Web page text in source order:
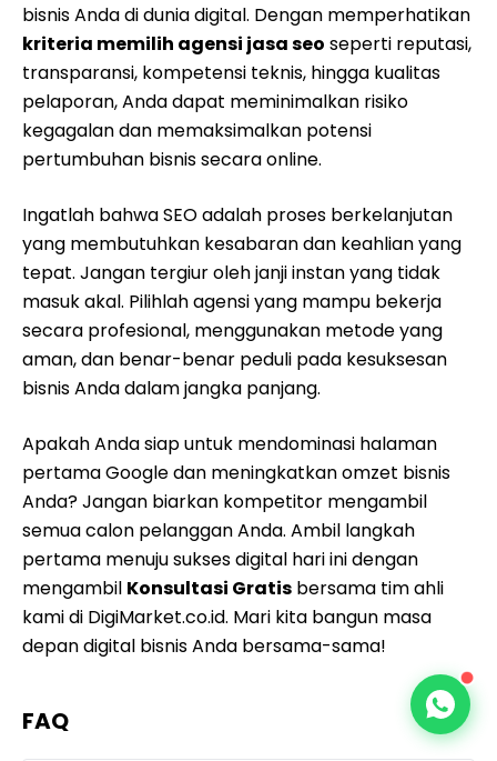
bisnis Anda di dunia digital. Dengan memperhatikan
kriteria memilih agensi jasa seo seperti reputasi,
transparansi, kompetensi teknis, hingga kualitas
pelaporan, Anda dapat meminimalkan risiko
kegagalan dan memaksimalkan potensi
pertumbuhan bisnis secara online.
Ingatlah bahwa SEO adalah proses berkelanjutan
yang membutuhkan kesabaran dan keahlian yang
tepat. Jangan tergiur oleh janji instan yang tidak
masuk akal. Pilihlah agensi yang mampu bekerja
secara profesional, menggunakan metode yang
aman, dan benar-benar peduli pada kesuksesan
bisnis Anda dalam jangka panjang.
Apakah Anda siap untuk mendominasi halaman
pertama Google dan meningkatkan omzet bisnis
Anda? Jangan biarkan kompetitor mengambil
semua calon pelanggan Anda. Ambil langkah
pertama menuju sukses digital hari ini dengan
mengambil Konsultasi Gratis bersama tim ahli
kami di DigiMarket.co.id. Mari kita bangun masa
depan digital bisnis Anda bersama-sama!
FAQ